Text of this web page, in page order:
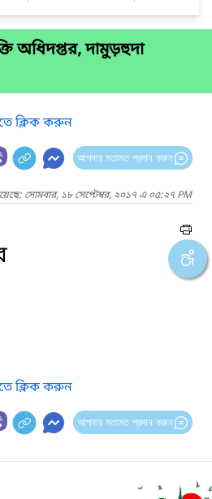
অধিদপ্তর, দামুড়হুদা
ক্লিক করুন
আপনার মতামত প্রদান করুন
সোমবার, ১৮ সেপ্টেম্বর, ২০১৭ এ ০৫:২৭ PM
ক্লিক করুন
আপনার মতামত প্রদান করুন